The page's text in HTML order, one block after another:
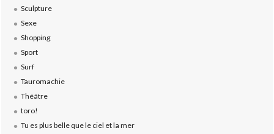
Sculpture
Sexe
Shopping
Sport
Surf
Tauromachie
Théâtre
toro!
Tu es plus belle que le ciel et la mer